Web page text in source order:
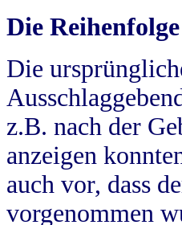
Die
Die
z.B. nach der
anzeigen
auch vor, dass
vorgenommen